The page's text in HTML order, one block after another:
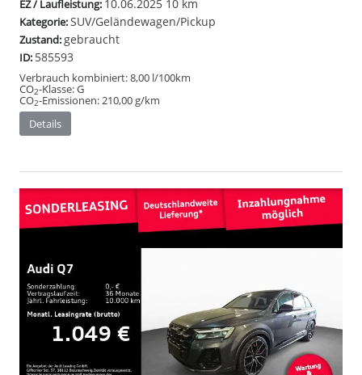
EZ / Laufleistung: 10.06.2025 10 km
Kategorie:SUV/Geländewagen/Pickup
Zustand: gebraucht
ID: 585593
Verbrauch kombiniert:8,00 l/100km
CO2-Klasse:G
CO2-Emissionen:210,00 g/km
Details